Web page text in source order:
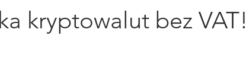
kryptowalut bez VAT!